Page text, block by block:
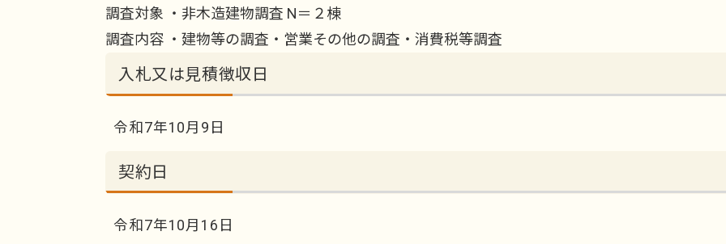
調査対象 ・非木造建物調査 N＝２棟
調査内容 ・建物等の調査・営業その他の調査・消費税等調査
入札又は見積徴収日
令和7年10月9日
契約日
令和7年10月16日